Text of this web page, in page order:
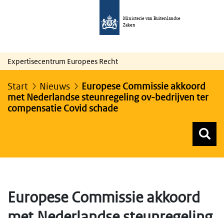
Ministerie van Buitenlandse
Zaken
Expertisecentrum Europees Recht
Start Nieuws
Europese Commissie akkoord
met Nederlandse steunregeling ov-bedrijven ter
compensatie Covid schade
Europese Commissie akkoord